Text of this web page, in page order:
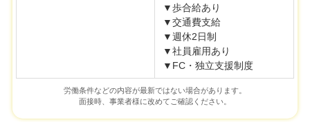
▼歩合給あり
▼交通費支給
▼週休2日制
▼社員雇用あり
▼FC・独立支援制度
労働条件などの内容が最新ではない場合があります。
面接時、事業者様に改めてご確認ください。